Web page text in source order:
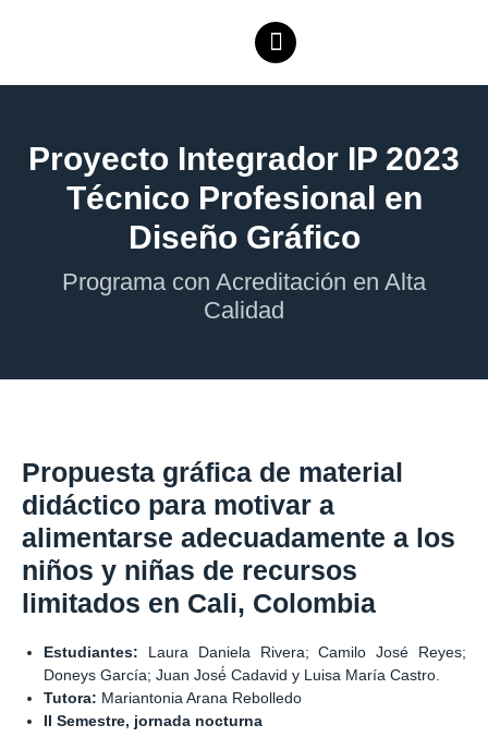
Proyecto Integrador IP 2023
Técnico Profesional en
Diseño Gráfico
Programa con Acreditación en Alta
Calidad
Propuesta gráfica de material
didáctico para motivar a
alimentarse adecuadamente a los
niños y niñas de recursos
limitados en Cali, Colombia
Estudiantes: Laura Daniela Rivera; Camilo José Reyes;
Doneys García; Juan José́ Cadavid y Luisa María Castro.
Tutora: Mariantonia Arana Rebolledo
II Semestre, jornada nocturna